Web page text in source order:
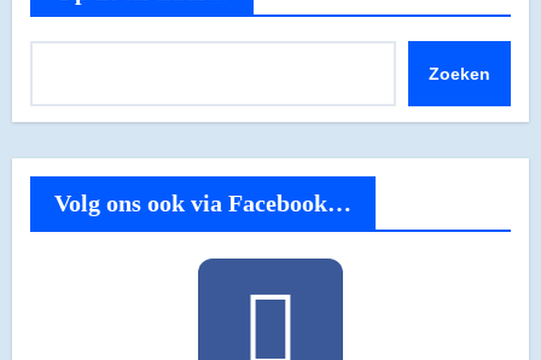
Zoeken
Volg ons ook via Facebook…